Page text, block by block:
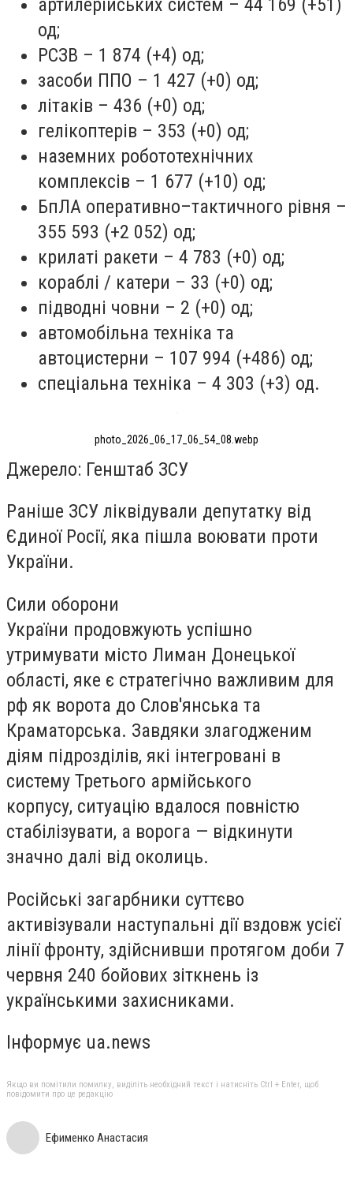
артилерійських систем – 44 169 (+51)
од;
РСЗВ – 1 874 (+4) од;
засоби ППО – 1 427 (+0) од;
літаків – 436 (+0) од;
гелікоптерів – 353 (+0) од;
наземних робототехнічних
комплексів – 1 677 (+10) од;
БпЛА оперативно–тактичного рівня –
355 593 (+2 052) од;
крилаті ракети – 4 783 (+0) од;
кораблі / катери – 33 (+0) од;
підводні човни – 2 (+0) од;
автомобільна техніка та
автоцистерни – 107 994 (+486) од;
спеціальна техніка – 4 303 (+3) од.
photo_2026_06_17_06_54_08.webp
Джерело: Генштаб ЗСУ
Раніше ЗСУ ліквідували депутатку від
Єдиної Росії, яка пішла воювати проти
України.
Сили оборони
України продовжують успішно
утримувати місто Лиман Донецької
області, яке є стратегічно важливим для
рф як ворота до Слов'янська та
Краматорська. Завдяки злагодженим
діям підрозділів, які інтегровані в
систему Третього армійського
корпусу, ситуацію вдалося повністю
стабілізувати, а ворога — відкинути
значно далі від околиць.
Російські загарбники суттєво
активізували наступальні дії вздовж усієї
лінії фронту, здійснивши протягом доби 7
червня 240 бойових зіткнень із
українськими захисниками.
Інформує ua.news
Якщо ви помітили помилку, виділіть необхідний текст і натисніть Ctrl + Enter, щоб
повідомити про це редакцію
Ефименко Анастасия